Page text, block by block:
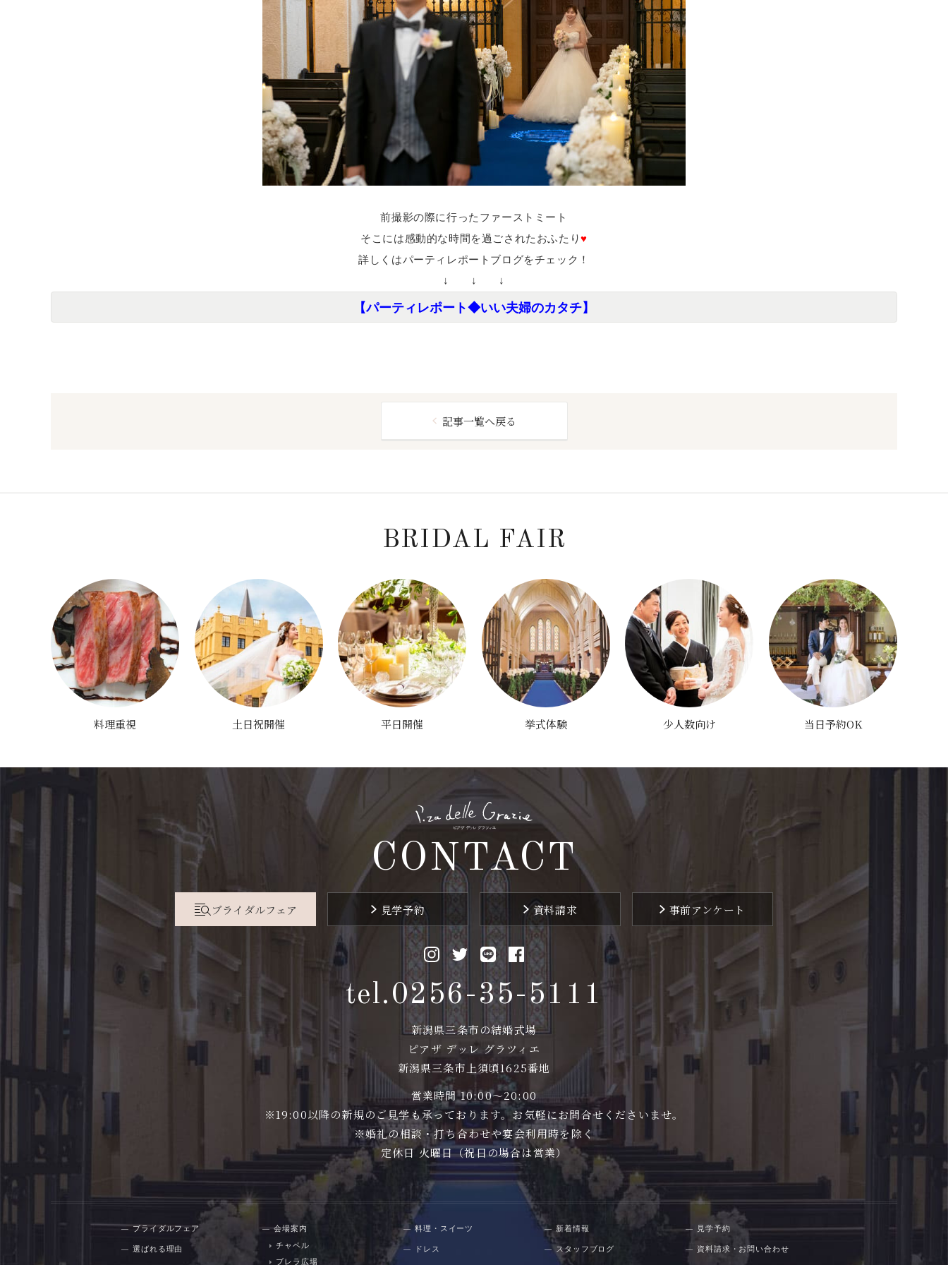
前撮影の際に行ったファーストミート
そこには感動的な時間を過ごされたおふたり♥
詳しくはパーティレポートブログをチェック！
↓ ↓ ↓
【パーティレポート◆いい夫婦のカタチ】
記事一覧へ戻る
BRIDAL FAIR
料理重視 土日祝開催 平日開催 挙式体験 少人数向け 当日予約OK
CONTACT
ブライダルフェア 見学予約 資料請求 事前アンケート
tel.0256-35-5111
新潟県三条市の結婚式場
ピアザ デッレ グラツィエ
新潟県三条市上須頃1625番地
営業時間 10:00〜20:00
※19:00以降の新規のご見学も承っております。お気軽にお問合せくださいませ。
※婚礼の相談・打ち合わせや宴会利用時を除く
定休日 火曜日（祝日の場合は営業）
ブライダルフェア
選ばれる理由
会場案内
チャペル
ブレラ広場
料理・スイーツ
ドレス
新着情報
スタッフブログ
見学予約
資料請求・お問い合わせ